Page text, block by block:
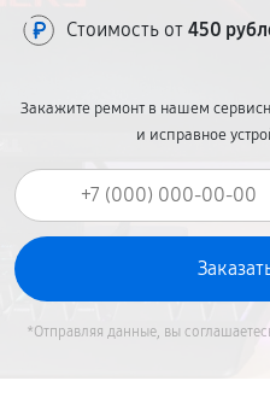
Стоимость от 450
Закажите ремонт в нашем
и исправное
*Отправляя данные, вы